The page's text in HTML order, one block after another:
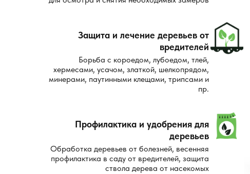
Защита и лечение деревьев от
вредителей
Борьба с короедом, лубоедом, тлей,
хермесами, усачом, златкой, шелкопрядом,
минерами, паутинными клещами, трипсами и
пр.
Профилактика и удобрения для
деревьев
Обработка деревьев от болезней, весенняя
профилактика в саду от вредителей, защита
ствола дерева от насекомых